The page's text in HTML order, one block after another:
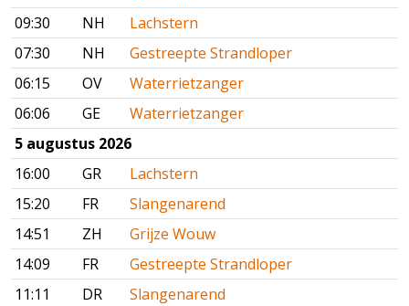
09:30
NH
Lachstern
07:30
NH
Gestreepte Strandloper
06:15
OV
Waterrietzanger
06:06
GE
Waterrietzanger
5 augustus 2026
16:00
GR
Lachstern
15:20
FR
Slangenarend
14:51
ZH
Grijze Wouw
14:09
FR
Gestreepte Strandloper
11:11
DR
Slangenarend